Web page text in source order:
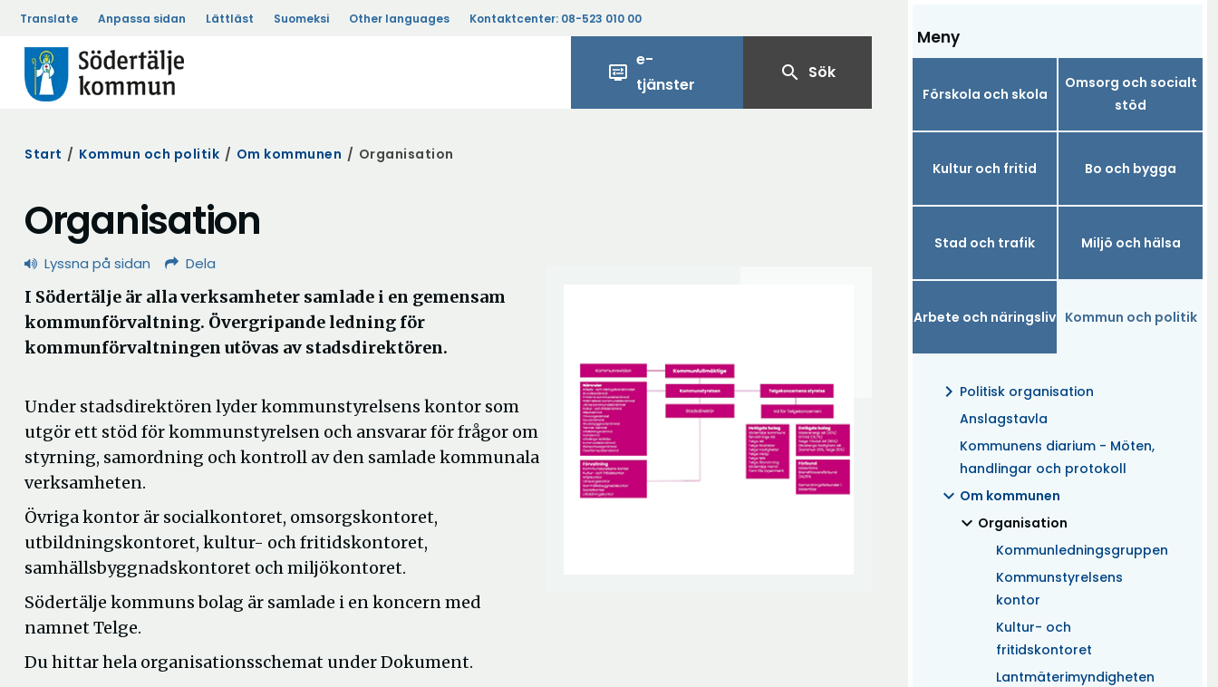
Translate Anpassa sidan Lättläst Suomeksi Other languages Kontaktcenter: 08-523 010 00
display_settings
e-
tjänster
search Sök
Meny
Förskola och skola
Omsorg och socialt
stöd
Kultur och fritid Bo och bygga
Stad och trafik Miljö och hälsa
Arbete och näringsliv Kommun och politik
chevron_right Politisk organisation
Anslagstavla
Kommunens diarium - Möten,
handlingar och protokoll
expand_more Om kommunen
expand_more Organisation
(Aktuell)
Kommunledningsgruppen
Kommunstyrelsens
kontor
Kultur- och
fritidskontoret
Lantmäterimyndigheten
Start / Kommun och politik / Om kommunen / Organisation
Organisation
Lyssna på sidan Dela
I Södertälje är alla verksamheter samlade i en gemensam
kommunförvaltning. Övergripande ledning för
kommunförvaltningen utövas av stadsdirektören.
Under stadsdirektören lyder kommunstyrelsens kontor som
utgör ett stöd för kommunstyrelsen och ansvarar för frågor om
styrning, samordning och kontroll av den samlade kommunala
verksamheten.
Övriga kontor är socialkontoret, omsorgskontoret,
utbildningskontoret, kultur- och fritidskontoret,
samhällsbyggnadskontoret och miljökontoret.
Södertälje kommuns bolag är samlade i en koncern med
namnet Telge.
Du hittar hela organisationsschemat under Dokument.